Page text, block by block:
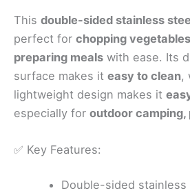
This double-sided stainless
perfect for chopping
preparing meals with ease. Its
surface makes it easy to clean,
lightweight design makes it
especially for outdoor
✅ Key Features:
Double-sided